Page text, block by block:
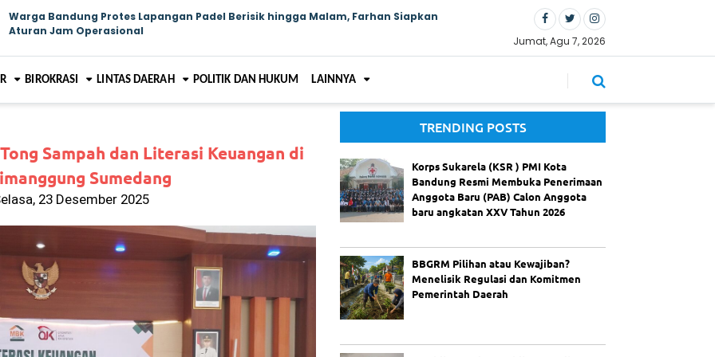
Warga Bandung Protes Lapangan Padel Berisik hingga Malam, Farhan Siapkan
Aturan Jam Operasional
Jumat, Agu 7, 2026
BIROKRASI LINTAS DAERAH POLITIK DAN HUKUM LAINNYA
Sampah dan Literasi Keuangan di
Sumedang
23 Desember 2025
TRENDING POSTS
Korps Sukarela (KSR ) PMI Kota
Bandung Resmi Membuka Penerimaan
Anggota Baru (PAB) Calon Anggota
baru angkatan XXV Tahun 2026
BBGRM Pilihan atau Kewajiban?
Menelisik Regulasi dan Komitmen
Pemerintah Daerah